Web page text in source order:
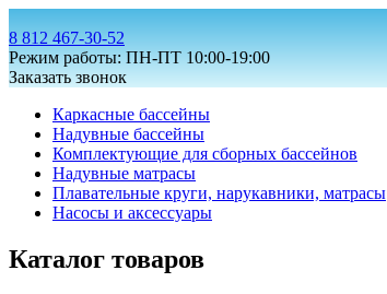
8 812 467-30-52
Режим работы: ПН-ПТ 10:00-19:00
Заказать звонок
Каркасные бассейны
Надувные бассейны
Комплектующие для сборных бассейнов
Надувные матрасы
Плавательные круги, нарукавники, матрасы
Насосы и аксессуары
Каталог товаров